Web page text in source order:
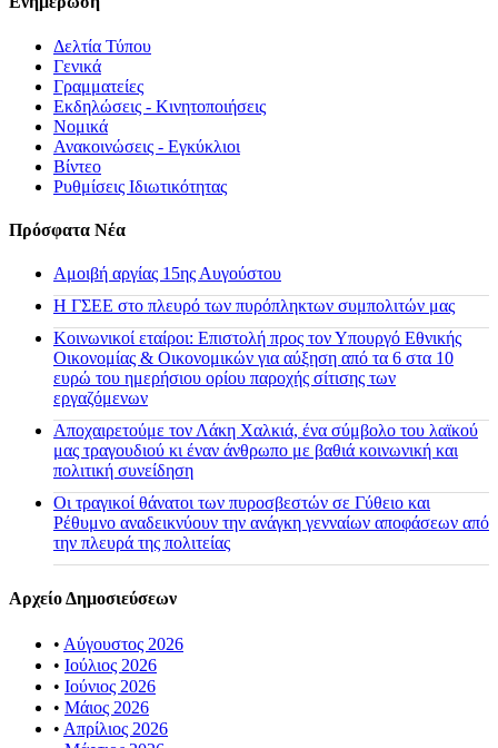
Δελτία Τύπου
Γενικά
Γραμματείες
Εκδηλώσεις - Κινητοποιήσεις
Νομικά
Ανακοινώσεις - Εγκύκλιοι
Βίντεο
Ρυθμίσεις Ιδιωτικότητας
Πρόσφατα Νέα
Αμοιβή αργίας 15ης Αυγούστου
H ΓΣΕΕ στο πλευρό των πυρόπληκτων συμπολιτών μας
Κοινωνικοί εταίροι: Επιστολή προς τον Υπουργό Εθνικής
Οικονομίας & Οικονομικών για αύξηση από τα 6 στα 10
ευρώ του ημερήσιου ορίου παροχής σίτισης των
εργαζόμενων
Αποχαιρετούμε τον Λάκη Χαλκιά, ένα σύμβολο του λαϊκού
μας τραγουδιού κι έναν άνθρωπο με βαθιά κοινωνική και
πολιτική συνείδηση
Οι τραγικοί θάνατοι των πυροσβεστών σε Γύθειο και
Ρέθυμνο αναδεικνύουν την ανάγκη γενναίων αποφάσεων από
την πλευρά της πολιτείας
Αρχείο Δημοσιεύσεων
• Αύγουστος 2026
• Ιούλιος 2026
• Ιούνιος 2026
• Μάιος 2026
• Απρίλιος 2026